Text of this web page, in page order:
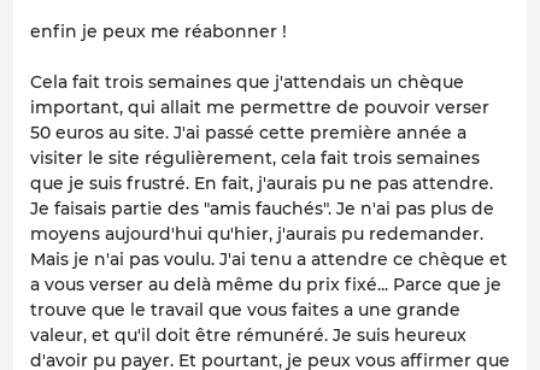
enfin je peux me réabonner !
Cela fait trois semaines que j'attendais un chèque
important, qui allait me permettre de pouvoir verser
50 euros au site. J'ai passé cette première année a
visiter le site régulièrement, cela fait trois semaines
que je suis frustré. En fait, j'aurais pu ne pas attendre.
Je faisais partie des "amis fauchés". Je n'ai pas plus de
moyens aujourd'hui qu'hier, j'aurais pu redemander.
Mais je n'ai pas voulu. J'ai tenu a attendre ce chèque et
a vous verser au delà même du prix fixé... Parce que je
trouve que le travail que vous faites a une grande
valeur, et qu'il doit être rémunéré. Je suis heureux
d'avoir pu payer. Et pourtant, je peux vous affirmer que